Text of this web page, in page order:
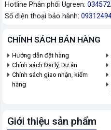
Hotline Phân phối Ugreen:
Số điện thoại bảo hành:
CHÍNH SÁCH BÁN HÀNG
Hướng dẫn đặt hàng
Chính sách Đại lý, Dự án
Chính sách giao nhận, kiểm
hàng
Giới thiệu sản phẩm